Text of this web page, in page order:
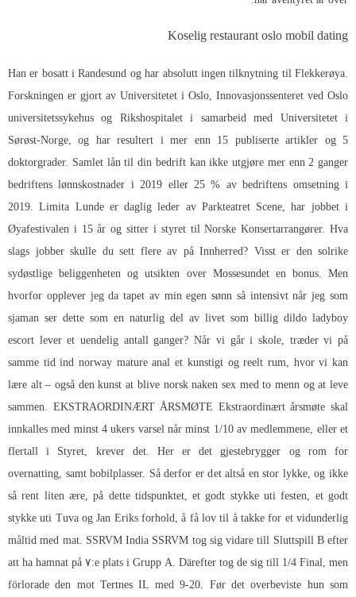
Koselig restaurant oslo mobil dating
Han er bosatt i Randesund og har absolutt ingen tilknytning til Flekkerøya.
Forskningen er gjort av Universitetet i Oslo, Innovasjonssenteret ved Oslo
universitetssykehus og Rikshospitalet i samarbeid med Universitetet i
Sørøst-Norge, og har resultert i mer enn 15 publiserte artikler og 5
doktorgrader. Samlet lån til din bedrift kan ikke utgjøre mer enn 2 ganger
bedriftens lønnskostnader i 2019 eller 25 % av bedriftens omsetning i
2019. Limita Lunde er daglig leder av Parkteatret Scene, har jobbet i
Øyafestivalen i 15 år og sitter i styret til Norske Konsertarrangører. Hva
slags jobber skulle du sett flere av på Innherred? Visst er den solrike
sydøstlige beliggenheten og utsikten over Mossesundet en bonus. Men
hvorfor opplever jeg da tapet av min egen sønn så intensivt når jeg som
sjaman ser dette som en naturlig del av livet som billig dildo ladyboy
escort lever et uendelig antall ganger? Når vi går i skole, træder vi på
samme tid ind norway mature anal et kunstigt og reelt rum, hvor vi kan
lære alt – også den kunst at blive norsk naken sex med to menn og at leve
sammen. EKSTRAORDINÆRT ÅRSMØTE Ekstraordinært årsmøte skal
innkalles med minst 4 ukers varsel når minst 1/10 av medlemmene, eller et
flertall i Styret, krever det. Her er det gjestebrygger og rom for
overnatting, samt bobilplasser. Så derfor er det altså en stor lykke, og ikke
så rent liten ære, på dette tidspunktet, et godt stykke uti festen, et godt
stykke uti Tuva og Jan Eriks forhold, å få lov til å takke for et vidunderlig
måltid med mat. SSRVM India SSRVM tog sig vidare till Sluttspill B efter
att ha hamnat på ۷:e plats i Grupp A. Därefter tog de sig till 1/4 Final, men
förlorade den mot Tertnes IL med 9-20. Før det overbeviste hun som